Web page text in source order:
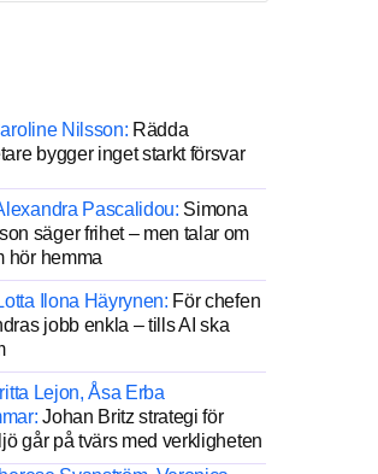
Nilsson: Rädda
bygger inget starkt försvar
Pascalidou: Simona
säger frihet – men talar om
hör hemma
Ilona Häyrynen: För chefen
jobb enkla – tills AI ska
Lejon, Åsa Erba
Johan Britz strategi för
går på tvärs med verkligheten